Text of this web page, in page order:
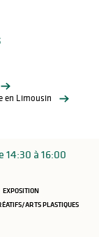
en Limousin
14:30 à 16:00
EXPOSITION
ARTS PLASTIQUES